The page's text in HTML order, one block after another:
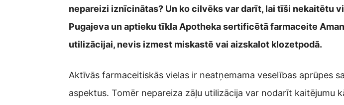
nepareizi iznīcinātas? Un ko cilvēks var darīt, lai tīši nekaitētu
Pugajeva un aptieku tīkla Apotheka sertificētā farmaceite
utilizācijai, nevis izmest miskastē vai aizskalot klozetpodā.
Aktīvās farmaceitiskās vielas ir neatņemama veselības aprūpes
aspektus. Tomēr nepareiza zāļu utilizācija var nodarīt kaitējumu